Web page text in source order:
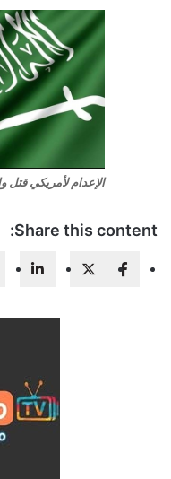
الإعدام لأمريكي
Share this content: